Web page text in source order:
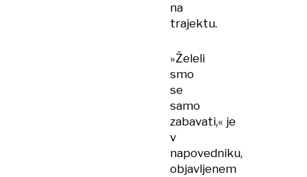
na
trajektu.
»Želeli
smo
se
samo
zabavati,« je
v
napovedniku,
objavljenem